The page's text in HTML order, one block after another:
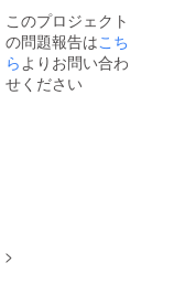
り量産
効率が
向上し
た場
合、正
このプロジェクト
の問題報告はこち
らよりお問い合わ
せください
>